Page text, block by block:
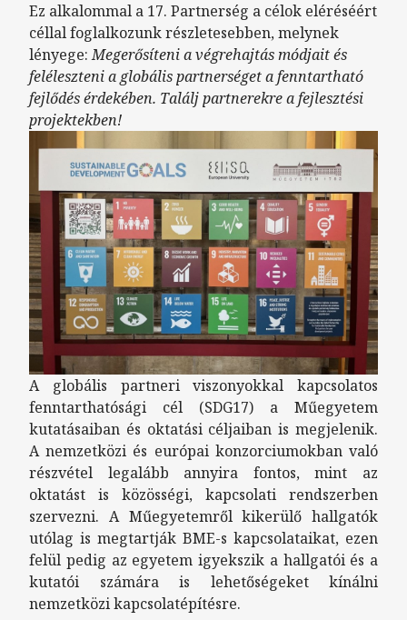
Ez alkalommal a 17. Partnerség a célok eléréséért
céllal foglalkozunk részletesebben, melynek
lényege:Megerősíteni a végrehajtás módjait és
feléleszteni a globális partnerséget a fenntartható
fejlődés érdekében. Találj partnerekre a fejlesztési
projektekben!
A globális partneri viszonyokkal kapcsolatos
fenntarthatósági cél (SDG17) a Műegyetem
kutatásaiban és oktatási céljaiban is megjelenik.
A nemzetközi és európai konzorciumokban való
részvétel legalább annyira fontos, mint az
oktatást is közösségi, kapcsolati rendszerben
szervezni. A Műegyetemről kikerülő hallgatók
utólag is megtartják BME-s kapcsolataikat, ezen
felül pedig az egyetem igyekszik a hallgatói és a
kutatói számára is lehetőségeket kínálni
nemzetközi kapcsolatépítésre.